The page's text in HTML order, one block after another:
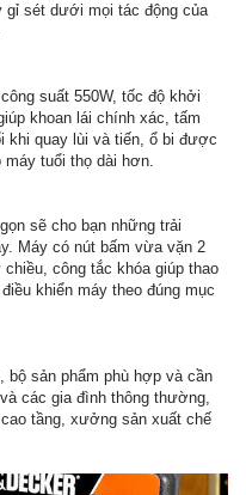
gỉ sét dưới mọi tác động của
suất 550W, tốc độ khởi
khoan lái chính xác, tấm
khi quay lùi và tiến, ổ bi được
tuổi thọ dài hơn.
sẽ cho bạn những trải
Máy có nút bấm vừa vặn 2
công tắc khóa giúp thao
khiển máy theo đúng mục
bộ sản phẩm phù hợp và cần
các gia đình thông thường,
tầng, xưởng sản xuất chế